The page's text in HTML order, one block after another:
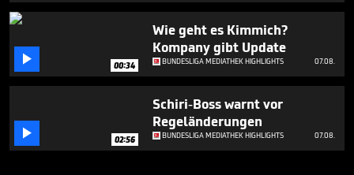
 00:34
Wie geht es Kimmich?
Kompany gibt Update
BUNDESLIGA MEDIATHEK HIGHLIGHTS 07.08.
 02:56
Schiri-Boss warnt vor
Regeländerungen
BUNDESLIGA MEDIATHEK HIGHLIGHTS 07.08.